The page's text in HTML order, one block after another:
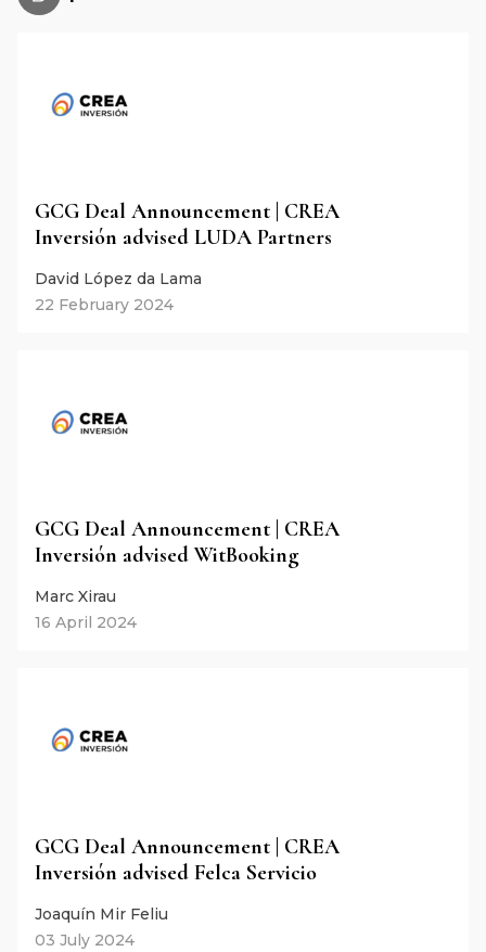
GCG Deal Announcement | CREA
Inversión advised LUDA Partners
David López da Lama
22 February 2024
GCG Deal Announcement | CREA
Inversión advised WitBooking
Marc Xirau
16 April 2024
GCG Deal Announcement | CREA
Inversión advised Felca Servicio
Joaquín Mir Feliu
03 July 2024